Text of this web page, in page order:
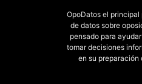
OpoDatos el
de datos sobre
pensado para
tomar decisiones
en su preparación